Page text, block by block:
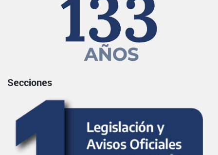
Secciones